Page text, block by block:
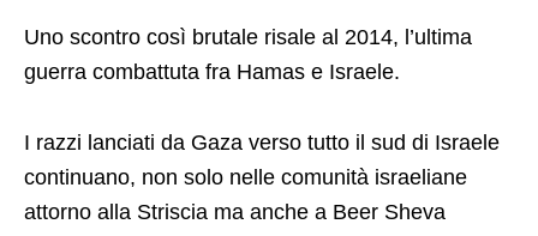
Uno scontro così brutale risale al 2014, l’ultima
guerra combattuta fra Hamas e Israele.
I razzi lanciati da Gaza verso tutto il sud di Israele
continuano, non solo nelle comunità israeliane
attorno alla Striscia ma anche a Beer Sheva